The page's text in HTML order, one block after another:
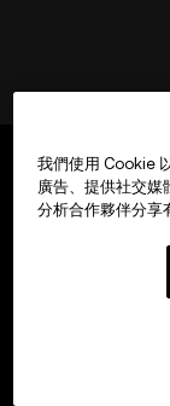
我們使用 Cookie
廣告、提供社交媒
分析合作夥伴分享